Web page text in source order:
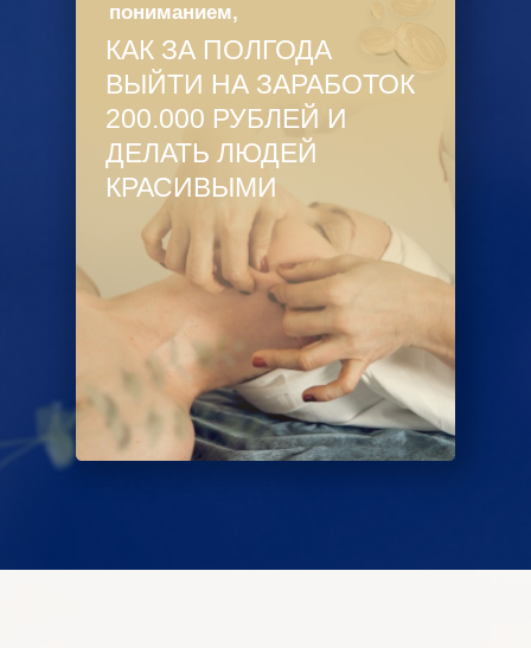
пониманием,
КАК ЗА ПОЛГОДА
ВЫЙТИ НА ЗАРАБОТОК
200.000 РУБЛЕЙ И
ДЕЛАТЬ ЛЮДЕЙ
КРАСИВЫМИ